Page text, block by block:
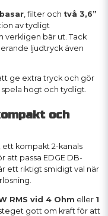
, filter och två 3,6”
av tydligt
verkligen bär ut. Tack
ljudtryck även
ge extra tryck och gör
spela högt och tydligt.
och
, ett kompakt 2-kanals
att passa EDGE DB-
ett riktigt smidigt val när
RMS vid 4 Ohm eller 1
gott om kraft för att